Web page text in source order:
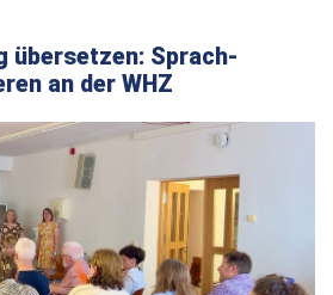
übersetzen: Sprach-
an der WHZ